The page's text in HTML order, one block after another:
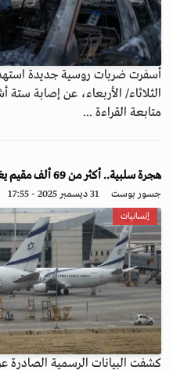
أسفرت ضربات روسية جديدة
الثلاثاء/ الأربعاء، عن إصابة
متابعة القراءة ...
هجرة سلبية.. أكثر من 69 ألف مقيم يغادرون إسرائيل في 2025
جسور بوست 31 ديسمبر 2025 - 17:55
إنسانيات
كشفت البيانات الرسمية الصادرة